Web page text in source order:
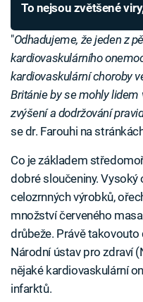
To nejsou zvětšené
"Odhadujeme, že jeden z
kardiovaskulárního
kardiovaskulární choroby
Británie by se mohly lidem
zvýšení a dodržování
se dr. Farouhi na
Co je základem
dobré sloučeniny. Vysoký
celozrnných výrobků,
množství červeného
drůbeže. Právě
Národní ústav pro zdraví
nějaké kardiovaskulární
infarktů.